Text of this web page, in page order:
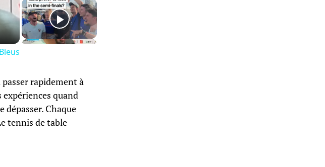
rapidement à
expériences quand
dépasser. Chaque
tennis de table